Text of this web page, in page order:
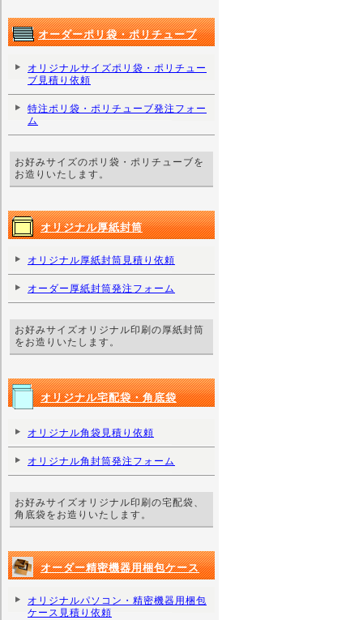
オーダーポリ袋・ポリチューブ
オリジナルサイズポリ袋・ポリチュー
ブ見積り依頼
特注ポリ袋・ポリチューブ発注フォー
ム
お好みサイズのポリ袋・ポリチューブを
お造りいたします。
オリジナル厚紙封筒
オリジナル厚紙封筒見積り依頼
オーダー厚紙封筒発注フォーム
お好みサイズオリジナル印刷の厚紙封筒
をお造りいたします。
オリジナル宅配袋・角底袋
オリジナル角袋見積り依頼
オリジナル角封筒発注フォーム
お好みサイズオリジナル印刷の宅配袋、
角底袋をお造りいたします。
オーダー精密機器用梱包ケース
オリジナルパソコン・精密機器用梱包
ケース見積り依頼